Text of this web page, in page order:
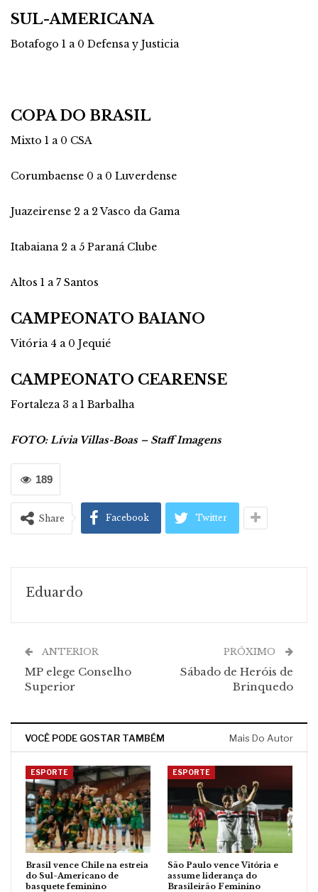
SUL-AMERICANA
Botafogo 1 a 0 Defensa y Justicia
COPA DO BRASIL
Mixto 1 a 0 CSA
Corumbaense 0 a 0 Luverdense
Juazeirense 2 a 2 Vasco da Gama
Itabaiana 2 a 5 Paraná Clube
Altos 1 a 7 Santos
CAMPEONATO BAIANO
Vitória 4 a 0 Jequié
CAMPEONATO CEARENSE
Fortaleza 3 a 1 Barbalha
FOTO: Lívia Villas-Boas – Staff Imagens
189
Share Facebook Twitter
Eduardo
ANTERIOR
MP elege Conselho
Superior
PRÓXIMO
Sábado de Heróis de
Brinquedo
VOCÊ PODE GOSTAR TAMBÉM Mais Do Autor
ESPORTE
Brasil vence Chile na estreia
do Sul-Americano de
basquete feminino
ESPORTE
São Paulo vence Vitória e
assume liderança do
Brasileirão Feminino